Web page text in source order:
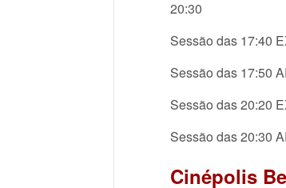
20:30
Sessão das 17:40
Sessão das 17:50
Sessão das 20:20
Sessão das 20:30
Cinépolis